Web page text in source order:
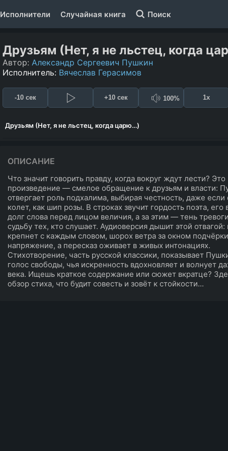
Исполнители Случайная книга Поиск
Друзьям (Нет, я не льстец, когда
Автор: Александр Сергеевич Пушкин
Исполнитель: Вячеслав Герасимов
-10 сек +10 сек 100% 1x
Друзьям (Нет, я не льстец, когда царю…)
ОПИСАНИЕ
Что значит говорить правду, когда вокруг ждут лести? Это
произведение — смелое обращение к друзьям и власти:
отвергает роль подхалима, выбирая честность, даже если
колет, как шип розы. В строках звучит гордость поэта, его
долг слова перед лицом величия, а за этим — тень
судьбу тех, кто слушает. Аудиоверсия дышит этой отвагой:
крепнет с каждым словом, шорох ветра за окном
напряжение, а пересказ оживает в живых интонациях.
Стихотворение, часть русской классики, показывает
голос свободы, чья искренность вдохновляет и волнует
века. Ищешь краткое содержание или сюжет вкратце?
обзор стиха, что будит совесть и зовёт к стойкости...